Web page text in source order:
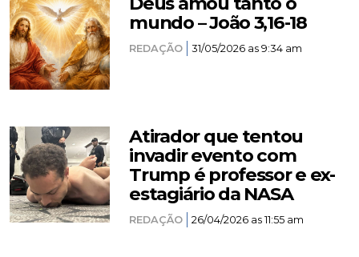
mundo – João 3,16-18
REDAÇÃO 31/05/2026 as 9:34 am
Atirador que tentou
invadir evento com
Trump é professor e ex-
estagiário da NASA
REDAÇÃO 26/04/2026 as 11:55 am